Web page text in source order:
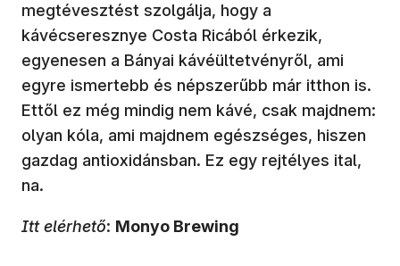
megtévesztést szolgálja, hogy a
kávécseresznye Costa Ricából érkezik,
egyenesen a Bányai kávéültetvényről, ami
egyre ismertebb és népszerűbb már itthon is.
Ettől ez még mindig nem kávé, csak majdnem:
olyan kóla, ami majdnem egészséges, hiszen
gazdag antioxidánsban. Ez egy rejtélyes ital,
na.
Itt elérhető: Monyo Brewing